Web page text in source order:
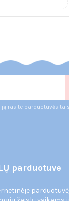
rasite parduotuvės
parduotuve